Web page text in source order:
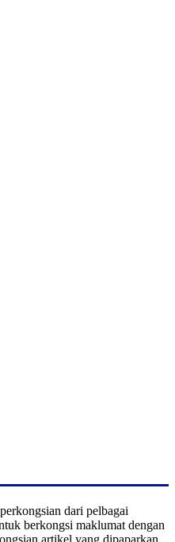
dari pelbagai
berkongsi maklumat dengan
artikel yang dipaparkan